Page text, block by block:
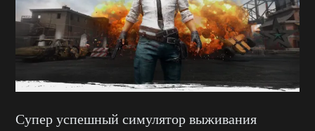
Супер успешный симулятор выживания